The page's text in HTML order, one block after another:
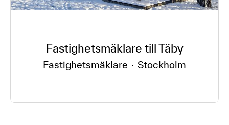
Fastighetsmäklare till Täby
Fastighetsmäklare · Stockholm